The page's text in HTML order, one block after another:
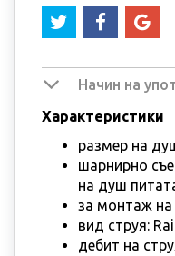
Начин на
Характеристики
размер на
шарнирно
на душ
за монтаж на
вид струя:
дебит на